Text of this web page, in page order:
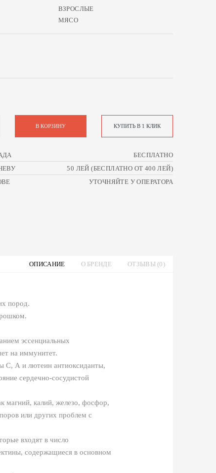
ВЗРОСЛЫЕ
МЯСО
В КОРЗИНУ КУПИТЬ В 1 КЛИК
БЕСПЛАТНО
50 ЛЕЙ (БЕСПЛАТНО ОТ 400 ЛЕЙ)
УТОЧНЯЙТЕ У ОПЕРАТОРА
ОПИСАНИЕ О БРЕНДЕ ОТЗЫВЫ (0)
пород.
эссенциальных
на иммунитет.
С, А и лютеин антиоксиданты,
сердечно-сосудистой
магний, калий, железо, фосфор,
или других проблем с
входят в число
содержащиеся в основном